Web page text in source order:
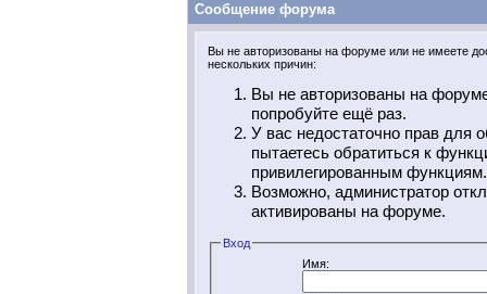
Сообщение форума
Вы не авторизованы на форуме или не имеете
нескольких причин:
Вы не авторизованы на
попробуйте ещё раз.
У вас недостаточно прав для
пытаетесь обратиться к
привилегированным функциям.
Возможно, администратор
активированы на форуме.
Вход
Имя: